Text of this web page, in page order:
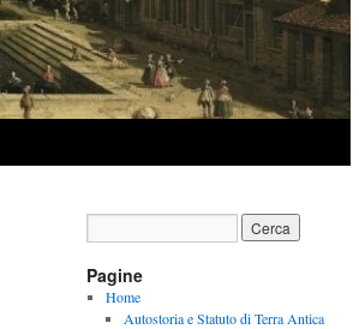
Pagine
Home
Autostoria e Statuto di Terra Antica